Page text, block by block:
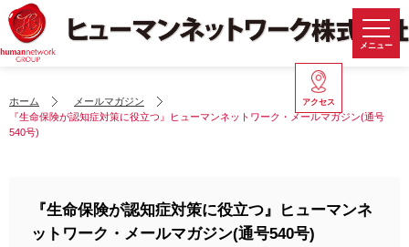
メニュー
アクセス
ホーム
メールマガジン
『生命保険が認知症対策に役立つ』ヒューマンネットワーク・メールマガジン(通号
540号)
『生命保険が認知症対策に役立つ』ヒューマンネ
ットワーク・メールマガジン(通号540号)